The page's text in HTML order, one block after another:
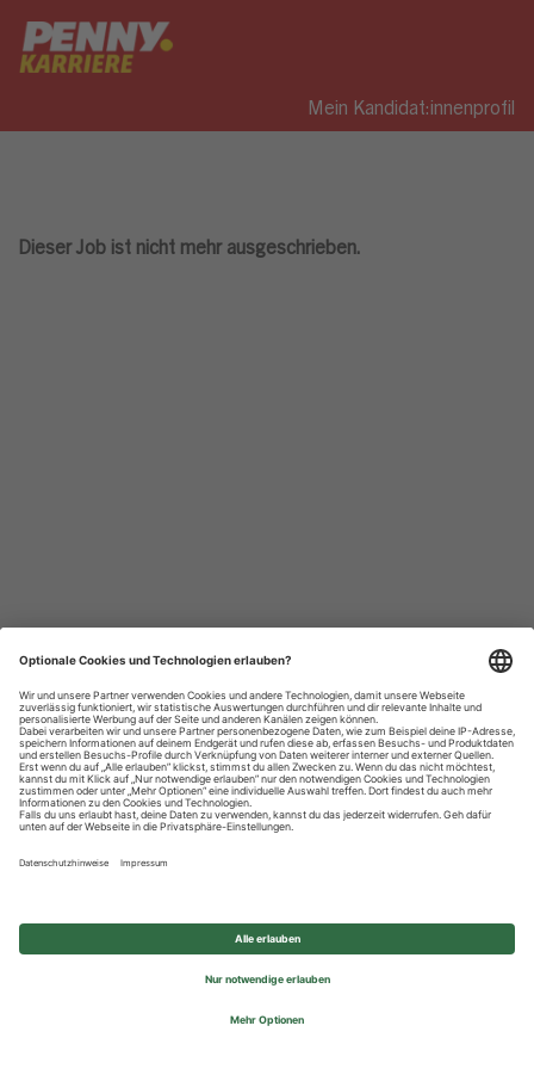
Mein Kandidat:innenprofil
Dieser Job ist nicht mehr ausgeschrieben.
Datenschutzhinweise
Impressum
Privatsphäre-Einstellungen
© 2026 REWE Group - All rights reserved